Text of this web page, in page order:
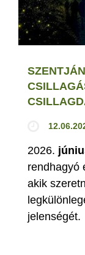
2026.
rendhagyó
akik
jelenségét.